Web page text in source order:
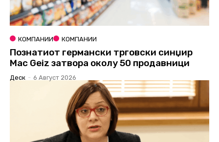
КОМПАНИИ КОМПАНИИ
Познатиот германски трговски синџир
Mac Geiz затвора околу 50 продавници
Деск - 6 Август 2026